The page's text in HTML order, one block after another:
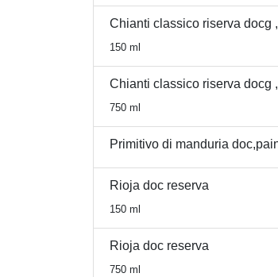
Chianti classico riserva docg
150 ml
Chianti classico riserva docg
750 ml
Primitivo di manduria
Rioja doc reserva
150 ml
Rioja doc reserva
750 ml